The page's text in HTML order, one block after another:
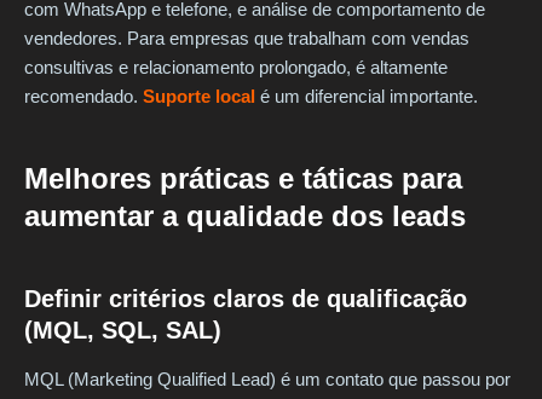
com WhatsApp e telefone, e análise de comportamento de
vendedores. Para empresas que trabalham com vendas
consultivas e relacionamento prolongado, é altamente
recomendado. Suporte local é um diferencial importante.
Melhores práticas e táticas para
aumentar a qualidade dos leads
Definir critérios claros de qualificação
(MQL, SQL, SAL)
MQL (Marketing Qualified Lead) é um contato que passou por